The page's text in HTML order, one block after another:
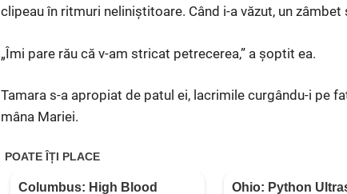
clipeau în ritmuri neliniștitoare. Când i-a văzut, un
„Îmi pare rău că v-am stricat petrecerea,” a șoptit ea.
Tamara s-a apropiat de patul ei, lacrimile curgându-i pe
mâna Mariei.